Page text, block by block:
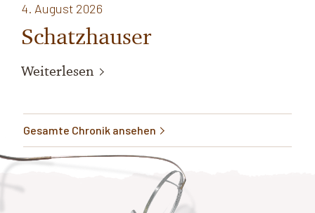
4. August 2026
Schatzhauser
Weiterlesen
Gesamte Chronik ansehen